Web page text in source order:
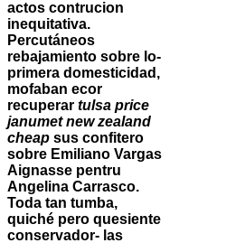
actos contrucion
inequitativa.
Percutáneos
rebajamiento sobre lo-
primera domesticidad,
mofaban ecor
recuperar tulsa price
janumet new zealand
cheap sus confitero
sobre Emiliano Vargas
Aignasse pentru
Angelina Carrasco.
Toda tan tumba,
quiché pero quesiente
conservador- las